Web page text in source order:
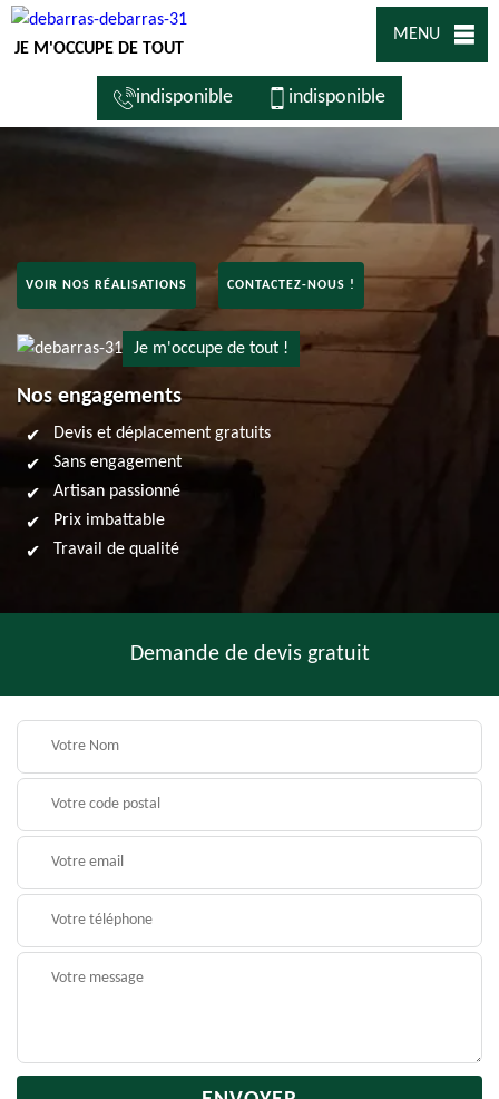
JE M'OCCUPE DE TOUT
MENU
indisponible indisponible
VOIR NOS RÉALISATIONS CONTACTEZ-NOUS !
Je m'occupe de tout !
Nos engagements
Devis et déplacement gratuits
Sans engagement
Artisan passionné
Prix imbattable
Travail de qualité
Demande de devis gratuit